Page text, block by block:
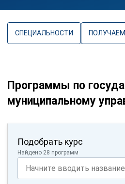
СПЕЦИАЛЬНОСТИ
Программы по
муниципальному
Подобрать курс
Найдено 28 программ